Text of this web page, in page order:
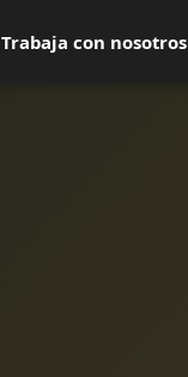
Trabaja con nosotros